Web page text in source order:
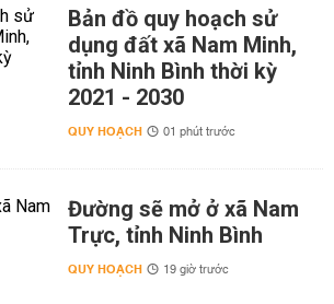
Bản đồ quy hoạch sử
dụng đất xã Nam Minh,
tỉnh Ninh Bình thời kỳ
2021 - 2030
QUY HOẠCH 01 phút trước
Đường sẽ mở ở xã Nam
Trực, tỉnh Ninh Bình
QUY HOẠCH 19 giờ trước